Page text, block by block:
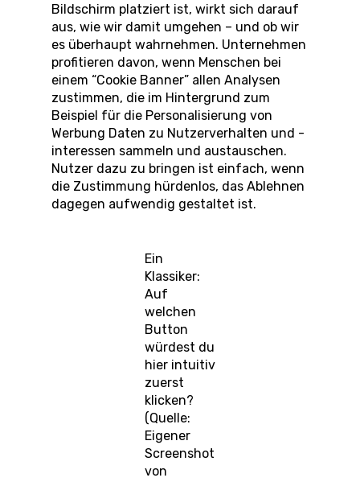
Bildschirm platziert ist, wirkt sich darauf
aus, wie wir damit umgehen – und ob wir
es überhaupt wahrnehmen. Unternehmen
profitieren davon, wenn Menschen bei
einem “Cookie Banner” allen Analysen
zustimmen, die im Hintergrund zum
Beispiel für die Personalisierung von
Werbung Daten zu Nutzerverhalten und -
interessen sammeln und austauschen.
Nutzer dazu zu bringen ist einfach, wenn
die Zustimmung hürdenlos, das Ablehnen
dagegen aufwendig gestaltet ist.
Ein
Klassiker:
Auf
welchen
Button
würdest du
hier intuitiv
zuerst
klicken?
(Quelle:
Eigener
Screenshot
von